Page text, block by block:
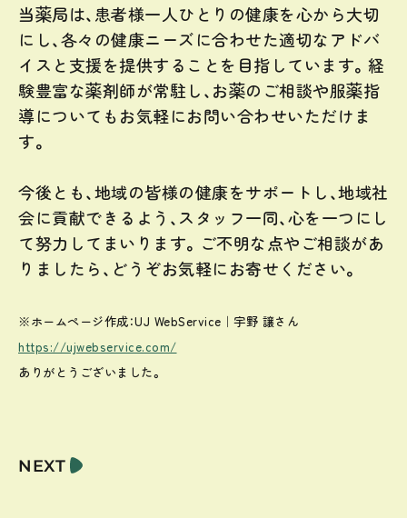
当薬局は、患者様一人ひとりの健康を心から大切
にし、各々の健康ニーズに合わせた適切なアドバ
イスと支援を提供することを目指しています。経
験豊富な薬剤師が常駐し、お薬のご相談や服薬指
導についてもお気軽にお問い合わせいただけま
す。
今後とも、地域の皆様の健康をサポートし、地域社
会に貢献できるよう、スタッフ一同、心を一つにし
て努力してまいります。ご不明な点やご相談があ
りましたら、どうぞお気軽にお寄せください。
※ホームページ作成：UJ WebService｜宇野 譲さん
https://ujwebservice.com/
ありがとうございました。
NEXT